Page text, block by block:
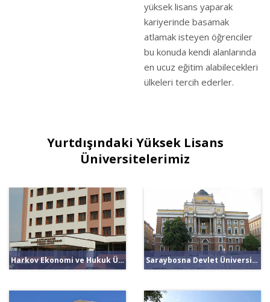
yüksek lisans yaparak
kariyerinde basamak
atlamak isteyen öğrenciler
bu konuda kendi alanlarında
en ucuz eğitim alabilecekleri
ülkeleri tercih ederler.
Yurtdışındaki Yüksek Lisans
Üniversitelerimiz
Harkov Ekonomi ve Hukuk Üniversitesi Saraybosna Devlet Üniversitesi